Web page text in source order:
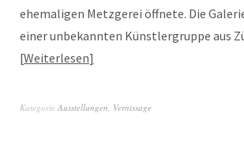
ehemaligen Metzgerei öffnete. Die
einer unbekannten Künstlergruppe aus
Weiterlesen
Kategorie Ausstellungen, Vernissage